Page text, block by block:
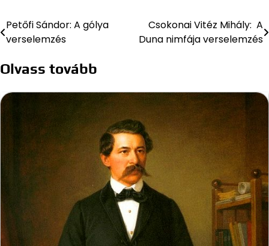
Bejegyzés
Petőfi Sándor: A gólya
verselemzés
Csokonai Vitéz Mihály: A
Duna nimfája verselemzés
Olvass tovább